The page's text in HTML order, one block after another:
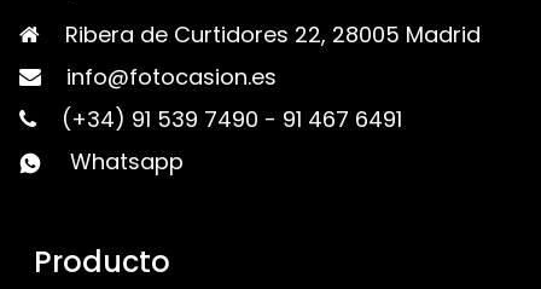
Ribera de Curtidores 22, 28005 Madrid
info@fotocasion.es
(+34) 91 539 7490 - 91 467 6491
Whatsapp
Producto